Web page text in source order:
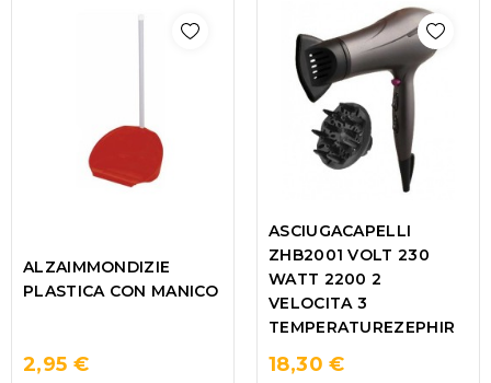
ALZAIMMONDIZIE
PLASTICA CON MANICO
2,95 €
ASCIUGACAPELLI
ZHB2001 VOLT 230
WATT 2200 2
VELOCITA 3
TEMPERATUREZEPHIR
18,30 €